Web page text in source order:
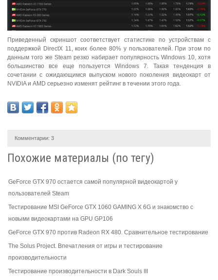
Приведенный скриншот соответствует статистике по устройствам с
поддержкой DirectX 11, коих более 80% у пользователей. При этом по
данным того же Steam резко набирает популярность Windows 10, хотя
большинство все еще пользуется Windows 7. Такая тенденция в
сочетании с ожидающимся выпуском нового поколения видеокарт от
NVIDIA и AMD серьезно изменят рейтинг в течении этого года.
Комментарии: 3
Похожие материалы (по тегу)
GeForce GTX 970 остается самой популярной видеокартой у
пользователей Steam
Тестирование MSI GeForce GTX 1060 GAMING X 6G и знакомство с
новыми видеокартами на GPU GP106
GeForce GTX 970 против Radeon RX 480. Сравнительное тестирование
The Solus Project. Впечатления от игры и тестирование
производительности
Тестирование производительности в Dark Souls III